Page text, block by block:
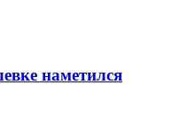
наметился